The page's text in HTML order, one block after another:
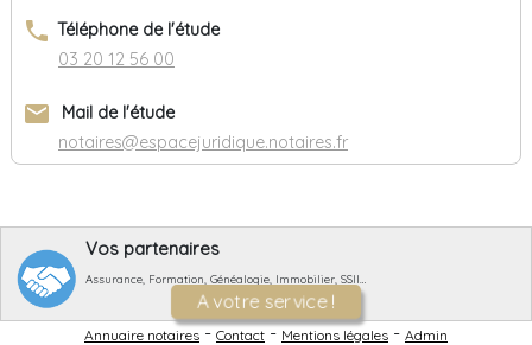
phone Téléphone de l'étude
03 20 12 56 00
email
Mail de l'étude
notaires@espacejuridique.notaires.fr
Vos partenaires
Assurance, Formation, Généalogie, Immobilier, SSII…
A votre service !
Annuaire notaires-Contact-Mentions légales - Admin